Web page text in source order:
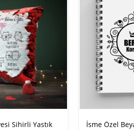
Sihirli Yastık İsme Özel